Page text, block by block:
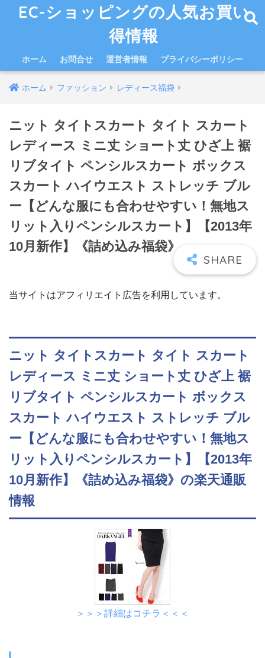
EC-ショッピングの人気お買い
得情報
ホーム お問合せ 運営者情報 プライバシーポリシー
ホーム ファッション レディース福袋
ニット タイトスカート タイト スカート
レディース ミニ丈 ショート丈 ひざ上 裾
リブタイト ペンシルスカート ボックス
スカート ハイウエスト ストレッチ ブル
ー【どんな服にも合わせやすい！無地ス
リット入りペンシルスカート】【2013年
10月新作】《詰め込み福袋》
当サイトはアフィリエイト広告を利用しています。
ニット タイトスカート タイト スカート
レディース ミニ丈 ショート丈 ひざ上 裾
リブタイト ペンシルスカート ボックス
スカート ハイウエスト ストレッチ ブル
ー【どんな服にも合わせやすい！無地ス
リット入りペンシルスカート】【2013年
10月新作】《詰め込み福袋》の楽天通販
情報
＞＞＞詳細はコチラ＜＜＜